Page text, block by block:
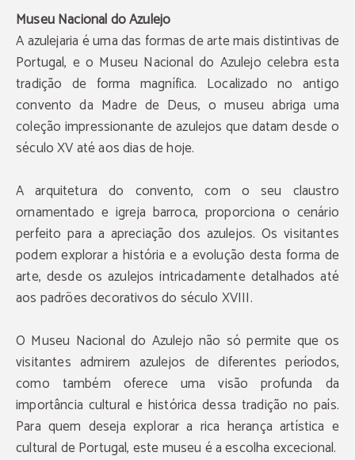
Museu Nacional do Azulejo
A azulejaria é uma das formas de arte mais distintivas de
Portugal, e o Museu Nacional do Azulejo celebra esta
tradição de forma magnífica. Localizado no antigo
convento da Madre de Deus, o museu abriga uma
coleção impressionante de azulejos que datam desde o
século XV até aos dias de hoje.
A arquitetura do convento, com o seu claustro
ornamentado e igreja barroca, proporciona o cenário
perfeito para a apreciação dos azulejos. Os visitantes
podem explorar a história e a evolução desta forma de
arte, desde os azulejos intricadamente detalhados até
aos padrões decorativos do século XVIII.
O Museu Nacional do Azulejo não só permite que os
visitantes admirem azulejos de diferentes períodos,
como também oferece uma visão profunda da
importância cultural e histórica dessa tradição no país.
Para quem deseja explorar a rica herança artística e
cultural de Portugal, este museu é a escolha excecional.